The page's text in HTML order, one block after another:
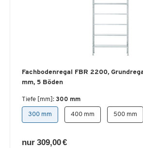
Fachbodenregal FBR 2200,
mm, 5 Böden
Tiefe [mm]: 300 mm
300 mm 400 mm 500 mm
nur 309,00 €